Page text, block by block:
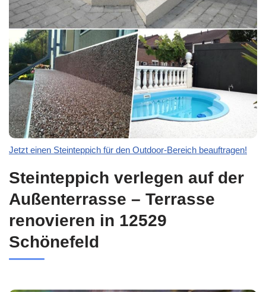
Jetzt einen Steinteppich für den Outdoor-Bereich beauftragen!
Steinteppich verlegen auf der
Außenterrasse – Terrasse
renovieren in 12529
Schönefeld